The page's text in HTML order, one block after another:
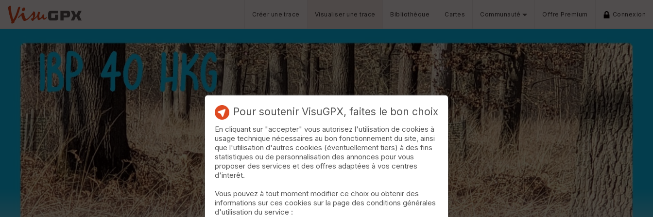
Créer une trace Visualiser une trace Bibliothèque Cartes Communauté Offre Premium Connexion
Pour soutenir VisuGPX, faites le bon choix
En cliquant sur "accepter" vous autorisez l'utilisation de cookies à
usage technique nécessaires au bon fonctionnement du site, ainsi
que l'utilisation d'autres cookies (éventuellement tiers) à des fins
statistiques ou de personnalisation des annonces pour vous
proposer des services et des offres adaptées à vos centres
d'interêt.
Vous pouvez à tout moment modifier ce choix ou obtenir des
informations sur ces cookies sur la page des conditions générales
d'utilisation du service :